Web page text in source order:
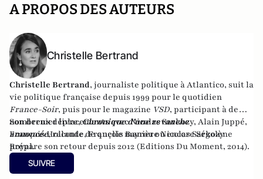
A PROPOS DES AUTEURS
Christelle Bertrand
Christelle Bertrand, journaliste politique à Atlantico, suit la
vie politique française depuis 1999 pour le quotidien
France-Soir, puis pour le magazine VSD, participant à de
nombreux déplacements avec Nicolas Sarkozy, Alain Juppé,
François Hollande, François Bayrou ou encore Ségolène
Royal.
Son dernier livre,Chronique d'une revanche
annoncée,raconte de quelle manière Nicolas Sarkozy
prépare son retour depuis 2012 (Editions Du Moment, 2014).
SUIVRE